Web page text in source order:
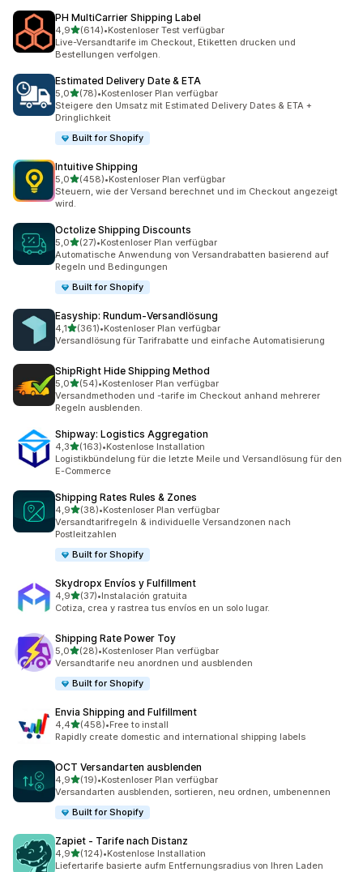
PH MultiCarrier Shipping Label
4,9von 5 Sternen
(614)
614 Rezensionen insgesamt
•Kostenloser Test verfügbar
Live-Versandtarife im Checkout, Etiketten drucken und
Bestellungen verfolgen.
Estimated Delivery Date & ETA
5,0von 5 Sternen
(78)
78 Rezensionen insgesamt
•Kostenloser Plan verfügbar
Steigere den Umsatz mit Estimated Delivery Dates & ETA +
Dringlichkeit
Built for Shopify
Intuitive Shipping
5,0von 5 Sternen
(458)
458 Rezensionen insgesamt
•Kostenloser Plan verfügbar
Steuern, wie der Versand berechnet und im Checkout angezeigt
wird.
Octolize Shipping Discounts
5,0von 5 Sternen
(27)
27 Rezensionen insgesamt
•Kostenloser Plan verfügbar
Automatische Anwendung von Versandrabatten basierend auf
Regeln und Bedingungen
Built for Shopify
Easyship: Rundum‑Versandlösung
4,1von 5 Sternen
(361)
361 Rezensionen insgesamt
•Kostenloser Plan verfügbar
Versandlösung für Tarifrabatte und einfache Automatisierung
ShipRight Hide Shipping Method
5,0von 5 Sternen
(54)
54 Rezensionen insgesamt
•Kostenloser Plan verfügbar
Versandmethoden und -tarife im Checkout anhand mehrerer
Regeln ausblenden.
Shipway: Logistics Aggregation
4,3von 5 Sternen
(163)
163 Rezensionen insgesamt
•Kostenlose Installation
Logistikbündelung für die letzte Meile und Versandlösung für den
E-Commerce
Shipping Rates Rules & Zones
4,9von 5 Sternen
(38)
38 Rezensionen insgesamt
•Kostenloser Plan verfügbar
Versandtarifregeln & individuelle Versandzonen nach
Postleitzahlen
Built for Shopify
Skydropx Envíos y Fulfillment
4,9von 5 Sternen
(37)
37 Rezensionen insgesamt
•Instalación gratuita
Cotiza, crea y rastrea tus envíos en un solo lugar.
Shipping Rate Power Toy
5,0von 5 Sternen
(28)
28 Rezensionen insgesamt
•Kostenloser Plan verfügbar
Versandtarife neu anordnen und ausblenden
Built for Shopify
Envia Shipping and Fulfillment
4,4von 5 Sternen
(458)
458 Rezensionen insgesamt
•Free to install
Rapidly create domestic and international shipping labels
OCT Versandarten ausblenden
4,9von 5 Sternen
(19)
19 Rezensionen insgesamt
•Kostenloser Plan verfügbar
Versandarten ausblenden, sortieren, neu ordnen, umbenennen
Built for Shopify
Zapiet ‑ Tarife nach Distanz
4,9von 5 Sternen
(124)
124 Rezensionen insgesamt
•Kostenlose Installation
Liefertarife basierte aufm Entfernungsradius von Ihren Laden